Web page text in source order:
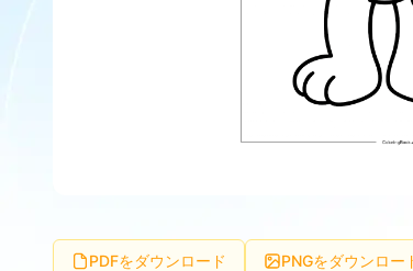
PDFをダウンロード PNGをダウンロー